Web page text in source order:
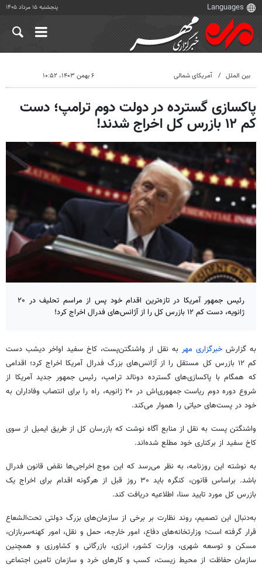
پنجشنبه ۱۵ مرداد ۱۴۰۵
بین الملل آمریکای شمالی ۶ بهمن ۱۴۰۳، ۱۰:۵۲
پاکسازی گسترده در دولت دوم ترامپ؛ دست
کم ۱۲ بازرس کل اخراج شدند!
رئیس جمهور آمریکا در تازه‌ترین اقدام خود پس از مراسم تحلیف در ۲۰
ژانویه، دست کم ۱۲ بازرس کل را از آژانس‌های فدرال اخراج کرد!
به گزارشخبرگزاری مهر به نقل از واشنگتن‌پست، کاخ سفید اواخر دیشب دست
کم ۱۲ بازرس کل مستقل را از آژانس‌های بزرگ فدرال آمریکا اخراج کرد؛ اقدامی
که همگام با پاکسازی‌های گسترده دونالد ترامپ، رئیس جمهور جدید آمریکا از
شروع دوره دوم ریاست جمهوری‌اش در ۲۰ ژانویه، راه را برای انتصاب وفاداران به
خود در پست‌های حیاتی را هموار می‌کند.
واشنگتن پست به نقل از منابع آگاه نوشت که بازرسان کل از طریق ایمیل از سوی
کاخ سفید از برکناری خود مطلع شده‌اند.
به نوشته این روزنامه، به نظر می‌رسد که این موج اخراجی‌ها نقض قانون فدرال
باشد. براساس قانون، کنگره باید ۳۰ روز قبل از هرگونه اقدام برای اخراج یک
بازرس کل مورد تایید سنا، اطلاعیه دریافت کند.
به‌دنبال این تصمیم، روند نظارت بر برخی از سازمان‌های بزرگ دولتی تحت‌الشعاع
قرار گرفته است؛ وزارتخانه‌های دفاع، امور خارجه، حمل و نقل، امور کهنه‌سربازان،
مسکن و توسعه شهری، وزارت کشور، انرژی، بازرگانی و کشاورزی و همچنین
سازمان حفاظت از محیط زیست، کسب و کارهای خرد و سازمان تامین اجتماعی